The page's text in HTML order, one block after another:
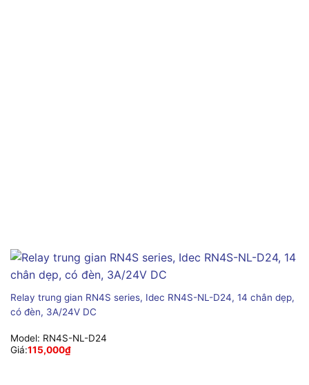
Relay trung gian RN4S series, Idec RN4S-NL-D24, 14 chân dẹp,
có đèn, 3A/24V DC
Model: RN4S-NL-D24
Giá:115,000₫